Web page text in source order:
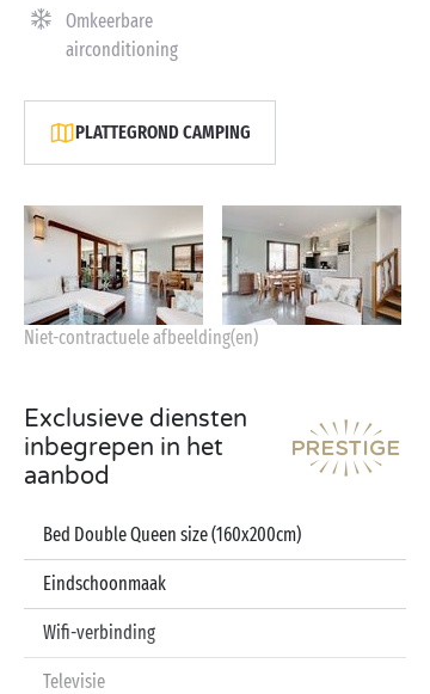
Omkeerbare
airconditioning
PLATTEGROND CAMPING
Niet-contractuele afbeelding(en)
Exclusieve diensten
inbegrepen in het
aanbod
Bed Double Queen size (160x200cm)
Eindschoonmaak
Wifi-verbinding
Televisie